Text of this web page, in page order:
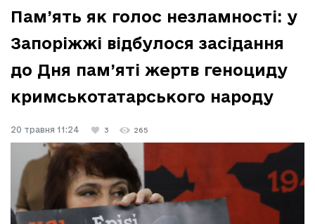
Пам’ять як голос незламності: у
Запоріжжі відбулося засідання
до Дня пам’яті жертв геноциду
кримськотатарського народу
20 травня 11:24 3 265